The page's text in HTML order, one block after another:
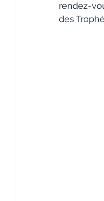
rendez-
des